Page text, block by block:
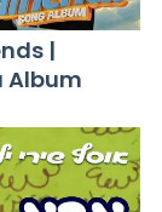
|
Album